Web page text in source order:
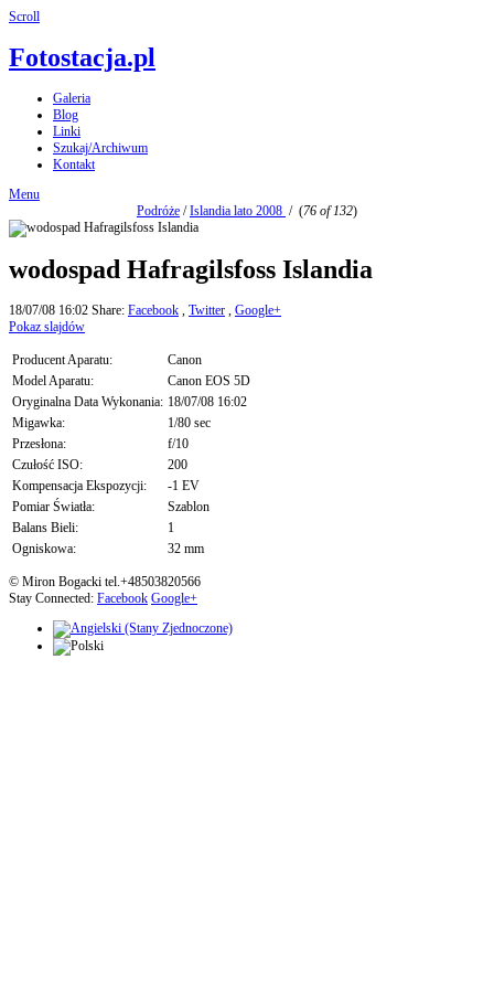
Scroll
Fotostacja.pl
Galeria
Blog
Linki
Szukaj/Archiwum
Kontakt
Menu
Podróże /Islandia lato 2008 / (76 of 132)
wodospad Hafragilsfoss Islandia
18/07/08 16:02 Share: Facebook , Twitter , Google+
Pokaz slajdów
Producent Aparatu:
Canon
Model Aparatu:
Canon EOS 5D
Oryginalna Data Wykonania: 18/07/08 16:02
Migawka:
1/80 sec
Przesłona:
f/10
Czułość ISO:
200
Kompensacja Ekspozycji:
-1 EV
Pomiar Światła:
Szablon
Balans Bieli:
1
Ogniskowa:
32 mm
© Miron Bogacki tel.+48503820566
Stay Connected: Facebook Google+